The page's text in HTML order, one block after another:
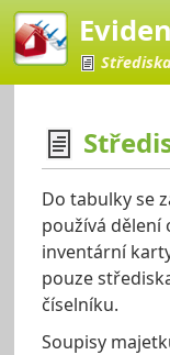
Do tabulky se
používá dělení
inventární
pouze
číselníku.
Soupisy